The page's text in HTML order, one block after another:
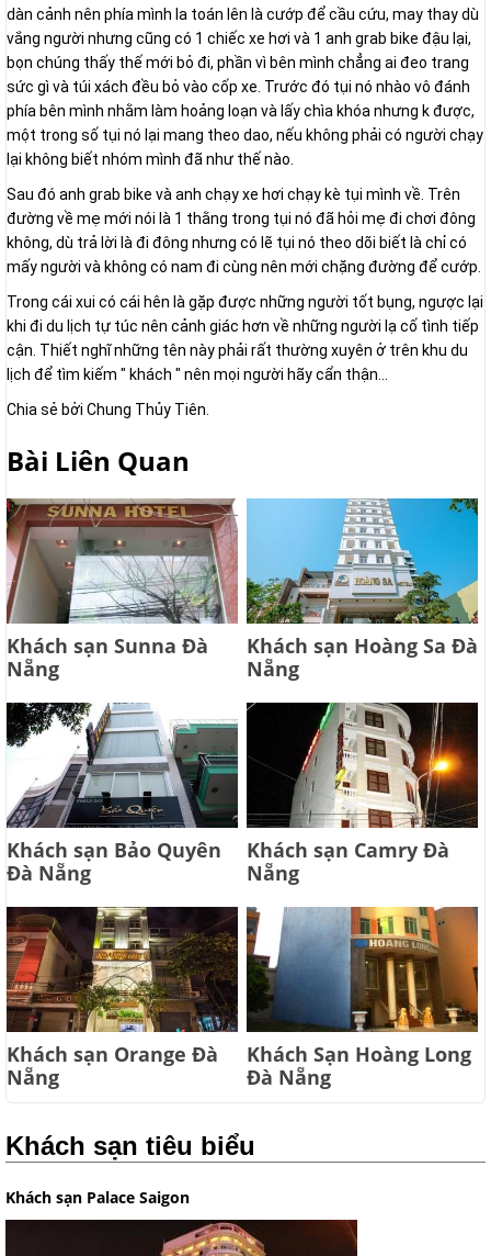
dàn cảnh nên phía mình la toán lên là cướp để cầu cứu, may thay dù
vắng người nhưng cũng có 1 chiếc xe hơi và 1 anh grab bike đậu lại,
bọn chúng thấy thế mới bỏ đi, phần vì bên mình chẳng ai đeo trang
sức gì và túi xách đều bỏ vào cốp xe. Trước đó tụi nó nhào vô đánh
phía bên mình nhằm làm hoảng loạn và lấy chìa khóa nhưng k được,
một trong số tụi nó lại mang theo dao, nếu không phải có người chạy
lại không biết nhóm mình đã như thế nào.
Sau đó anh grab bike và anh chạy xe hơi chạy kè tụi mình về. Trên
đường về mẹ mới nói là 1 thằng trong tụi nó đã hỏi mẹ đi chơi đông
không, dù trả lời là đi đông nhưng có lẽ tụi nó theo dõi biết là chỉ có
mấy người và không có nam đi cùng nên mới chặng đường để cướp.
Trong cái xui có cái hên là gặp được những người tốt bụng, ngược lại
khi đi du lịch tự túc nên cảnh giác hơn về những người lạ cố tình tiếp
cận. Thiết nghĩ những tên này phải rất thường xuyên ở trên khu du
lịch để tìm kiếm " khách " nên mọi người hãy cẩn thận...
Chia sẻ bởi Chung Thủy Tiên.
Bài Liên Quan
Khách sạn Sunna Đà
Nẵng
Khách sạn Hoàng Sa Đà
Nẵng
Khách sạn Bảo Quyên
Đà Nẵng
Khách sạn Camry Đà
Nẵng
Khách sạn Orange Đà
Nẵng
Khách Sạn Hoàng Long
Đà Nẵng
Khách sạn tiêu biểu
Khách sạn Palace Saigon